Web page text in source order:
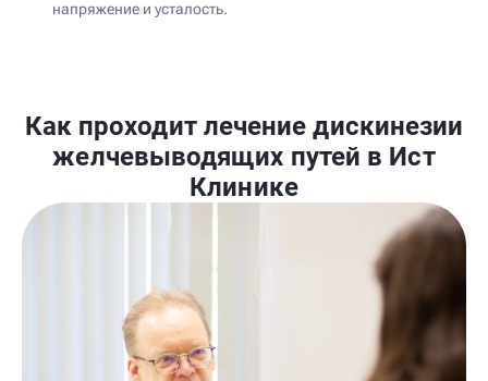
напряжение и усталость.
Как проходит лечение дискинезии
желчевыводящих путей в Ист
Клинике